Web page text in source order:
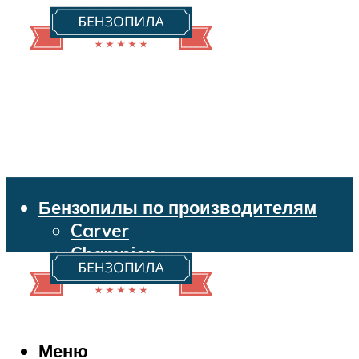
Бензопилы по производителям
Carver
Champion
Echo
Husqvarna
Makita
Меню